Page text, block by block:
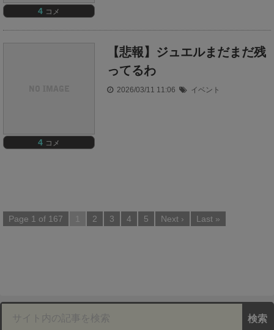
4 コメ
4 コメ
【悲報】ジュエルまだまだ残
ってるわ
2026/03/11 11:06 イベント
Page 1 of 167 2 3 4 5 Next › Last »